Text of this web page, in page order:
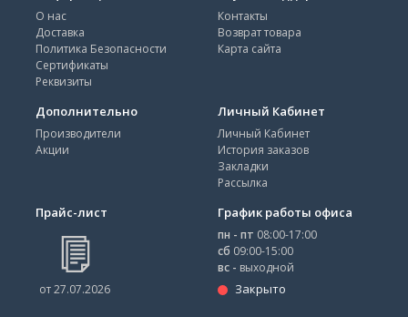
О нас
Доставка
Политика Безопасности
Сертификаты
Реквизиты
Контакты
Возврат товара
Карта сайта
Дополнительно
Производители
Акции
Личный Кабинет
Личный Кабинет
История заказов
Закладки
Рассылка
Прайс-лист
от 27.07.2026
График работы офиса
пн - пт 08:00-17:00
сб 09:00-15:00
вс - выходной
Закрыто